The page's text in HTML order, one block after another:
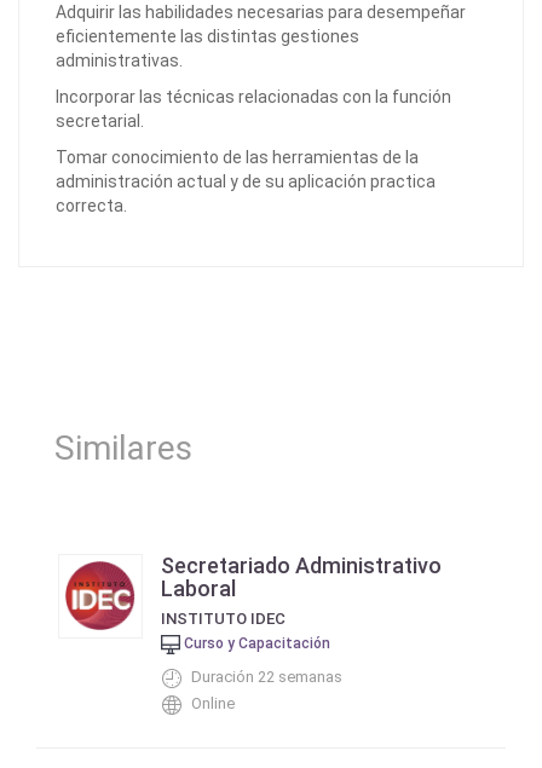
Adquirir las habilidades necesarias para desempeñar
eficientemente las distintas gestiones
administrativas.
Incorporar las técnicas relacionadas con la función
secretarial.
Tomar conocimiento de las herramientas de la
administración actual y de su aplicación practica
correcta.
Similares
Secretariado Administrativo
Laboral
INSTITUTO IDEC
Curso y Capacitación
Duración 22 semanas
Online